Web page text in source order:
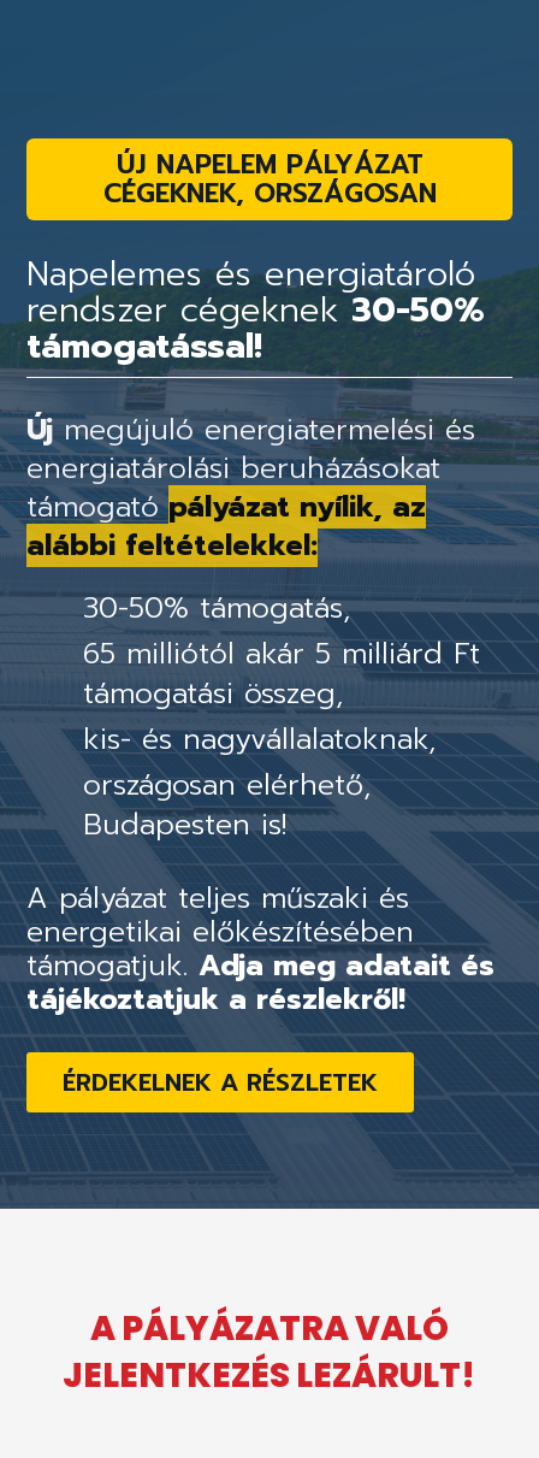
ÚJ NAPELEM PÁLYÁZAT
CÉGEKNEK, ORSZÁGOSAN
Napelemes és energiatároló
rendszer cégeknek30-50%
támogatással!
Újmegújuló energiatermelési és
energiatárolási beruházásokat
támogató pályázat nyílik, az
alábbi feltételekkel:
30-50% támogatás,
65 milliótól akár 5 milliárd Ft
támogatási összeg,
kis- és nagyvállalatoknak,
országosan elérhető,
Budapesten is!
A pályázat teljes műszaki és
energetikai előkészítésében
támogatjuk.Adja meg adatait és
tájékoztatjuk a részlekről!
ÉRDEKELNEK A RÉSZLETEK
A PÁLYÁZATRA VALÓ
JELENTKEZÉS LEZÁRULT!